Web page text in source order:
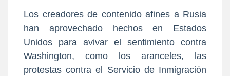
Los creadores de contenido afines a Rusia
han aprovechado hechos en Estados
Unidos para avivar el sentimiento contra
Washington, como los aranceles, las
protestas contra el Servicio de Inmigración